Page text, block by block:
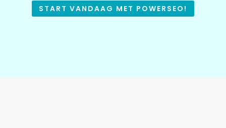
START VANDAAG MET POWERSEO!